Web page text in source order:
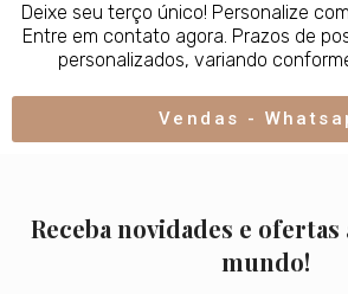
Deixe seu terço único! Personalize
Entre em contato agora. Prazos de
personalizados, variando
Vendas -
Receba novidades e
mundo!